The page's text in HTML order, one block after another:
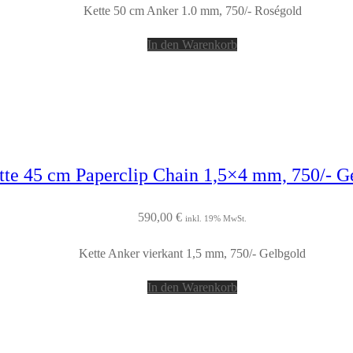
Kette 50 cm Anker 1.0 mm, 750/- Roségold
In den Warenkorb
45 cm Paperclip Chain 1,5×4 mm, 750/-
590,00 € inkl. 19% MwSt.
Kette Anker vierkant 1,5 mm, 750/- Gelbgold
In den Warenkorb